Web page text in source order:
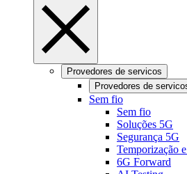
Provedores de servicos
Provedores de
Sem fio
Sem fio
Soluções 5G
Segurança 5G
Temporização
6G Forward